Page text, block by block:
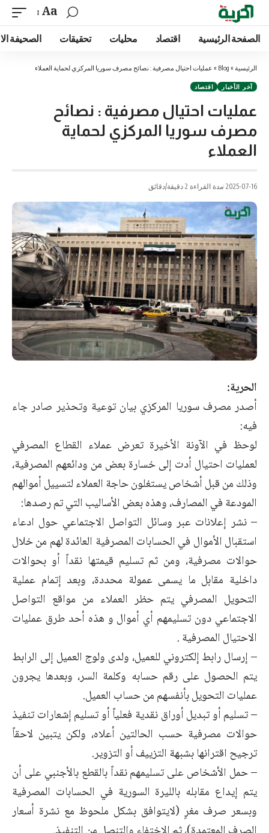
Aa
الصفحة الرئيسية اقتصاد محليات تحقيقات الصحيفة
الرئيسية »
Blog
» عمليات احتيال مصرفية : نصائح مصرف سوريا المركزي لحماية العملاء
آخر الأخبار اقتصاد
عمليات احتيال مصرفية : نصائح
مصرف سوريا المركزي لحماية
العملاء
2025-07-16 مدة القراءة 2 دقيقة/دقائق
الحرية:
أصدر مصرف سوريا المركزي بيان توعية وتحذير صادر جاء
فيه:
لوحظ في الآونة الأخيرة تعرض عملاء القطاع المصرفي
لعمليات احتيال أدت إلى خسارة بعض من ودائعهم المصرفية،
وذلك من قبل أشخاص يستغلون حاجة العملاء لتسييل أموالهم
المودعة في المصارف، وهذه بعض الأساليب التي تم رصدها:
– نشر إعلانات عبر وسائل التواصل الاجتماعي حول ادعاء
استقبال الأموال في الحسابات المصرفية العائدة لهم من خلال
حوالات مصرفية، ومن ثم تسليم قيمتها نقداً أو بحوالات
داخلية مقابل ما يسمى عمولة محددة، وبعد إتمام عملية
التحويل المصرفي يتم حظر العملاء من مواقع التواصل
الاجتماعي دون تسليمهم أي أموال و هذه أحد طرق عمليات
الاحتيال المصرفية .
– إرسال رابط إلكتروني للعميل، ولدى ولوج العميل إلى الرابط
يتم الحصول على رقم حسابه وكلمة السر، وبعدها يجرون
عمليات التحويل بأنفسهم من حساب العميل.
– تسليم أو تبديل أوراق نقدية فعلياً أو تسليم إشعارات تنفيذ
حوالات مصرفية حسب الحالتين أعلاه، ولكن يتبين لاحقاً
ترجيح اقترانها بشبهة التزييف أو التزوير.
– حمل الأشخاص على تسليمهم نقداً بالقطع بالأجنبي على أن
يتم إيداع مقابله بالليرة السورية في الحسابات المصرفية
وبسعر صرف مغرٍ (لايتوافق بشكل ملحوظ مع نشرة أسعار